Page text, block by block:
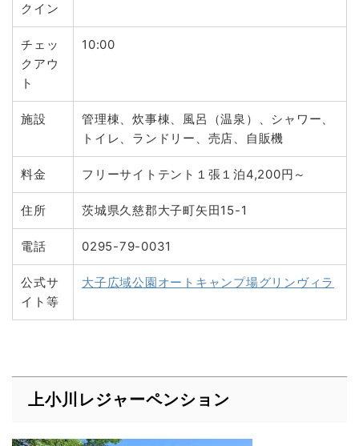
クイン
チェッ
クアウ
ト
10:00
施設
管理棟、炊事棟、風呂（温泉）、シャワー、
トイレ、ランドリー、売店、自販機
料金 フリーサイトテント１張１泊4,200円～
住所 茨城県久慈郡大子町矢田15-1
電話 0295-79-0031
公式サ
イト等
大子広域公園オートキャンプ場グリンヴィラ
上小川レジャーペンション